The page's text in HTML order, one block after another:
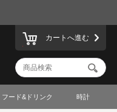
カートへ進む
フード&ドリンク 時計